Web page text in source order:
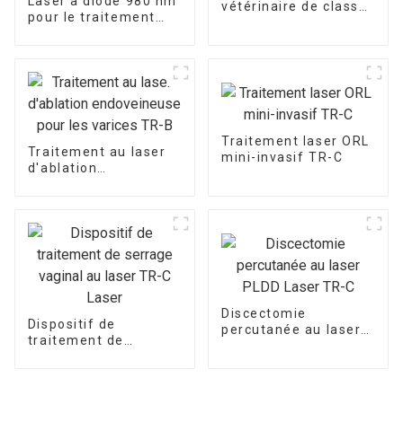
pour le traitement
vétérinaire de classe
Traitement au laser
d'ablation
Traitement laser ORL
mini-invasif TR-C
Dispositif de
traitement de
Discectomie
percutanée au laser